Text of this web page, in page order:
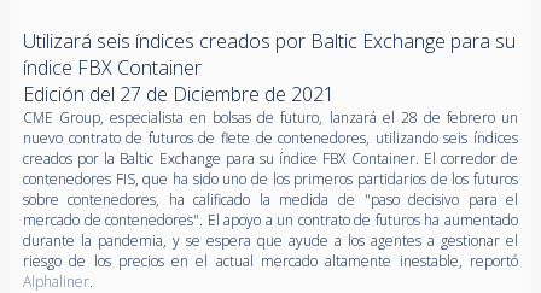
Utilizará seis índices creados por Baltic Exchange para su
índice FBX Container
Edición del 27 de Diciembre de 2021
CME Group, especialista en bolsas de futuro, lanzará el 28 de febrero un
nuevo contrato de futuros de flete de contenedores, utilizando seis índices
creados por la Baltic Exchange para su índice FBX Container. El corredor de
contenedores FIS, que ha sido uno de los primeros partidarios de los futuros
sobre contenedores, ha calificado la medida de "paso decisivo para el
mercado de contenedores". El apoyo a un contrato de futuros ha aumentado
durante la pandemia, y se espera que ayude a los agentes a gestionar el
riesgo de los precios en el actual mercado altamente inestable, reportó
Alphaliner.